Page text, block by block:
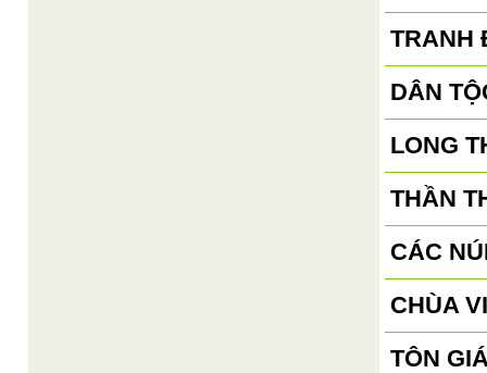
TRANH
DÂN
LONG
THẦN
CÁC
CHÙA
TÔN